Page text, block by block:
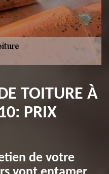
TOITURE À
PRIX
de votre